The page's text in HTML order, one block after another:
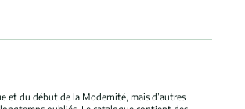
et du début de la Modernité, mais d’autres